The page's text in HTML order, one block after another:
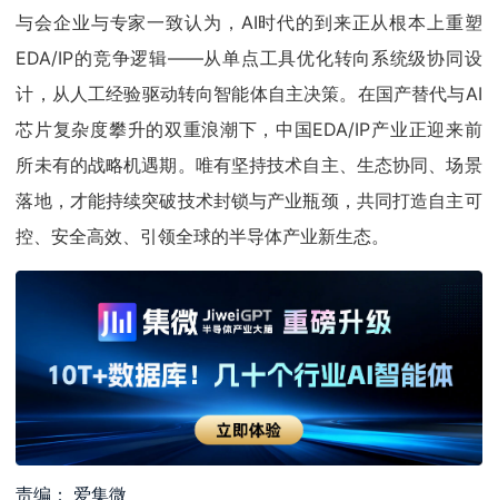
与会企业与专家一致认为，AI时代的到来正从根本上重塑
EDA/IP的竞争逻辑——从单点工具优化转向系统级协同设
计，从人工经验驱动转向智能体自主决策。在国产替代与AI
芯片复杂度攀升的双重浪潮下，中国EDA/IP产业正迎来前
所未有的战略机遇期。唯有坚持技术自主、生态协同、场景
落地，才能持续突破技术封锁与产业瓶颈，共同打造自主可
控、安全高效、引领全球的半导体产业新生态。
责编： 爱集微